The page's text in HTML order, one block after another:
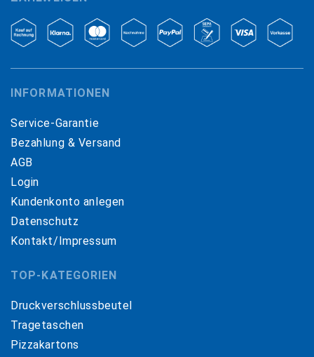
INFORMATIONEN
Service-Garantie
Bezahlung & Versand
AGB
Login
Kundenkonto anlegen
Datenschutz
Kontakt/Impressum
TOP-KATEGORIEN
Druckverschlussbeutel
Tragetaschen
Pizzakartons